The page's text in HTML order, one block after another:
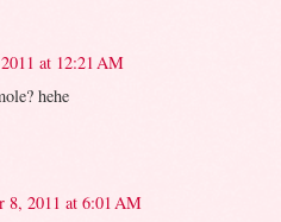
at 12:21 AM
hehe
8, 2011 at 6:01 AM